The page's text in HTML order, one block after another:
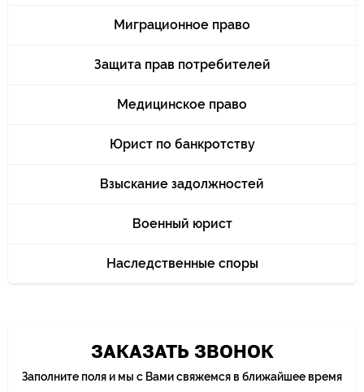
Миграционное право
Защита прав потребителей
Медицинское право
Юрист по банкротству
Взыскание задолжностей
Военный юрист
Наследственные споры
ЗАКАЗАТЬ ЗВОНОК
Заполните поля и мы с Вами свяжемся в ближайшее время